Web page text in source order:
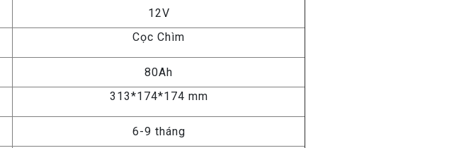
12V
Cọc Chìm
80Ah
313*174*174 mm
6-9 tháng